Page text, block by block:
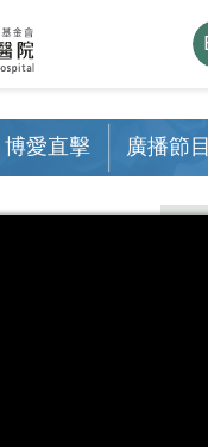
博愛直擊 廣播節目